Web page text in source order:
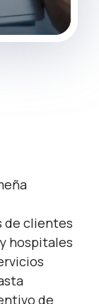
de clientes
hospitales
de